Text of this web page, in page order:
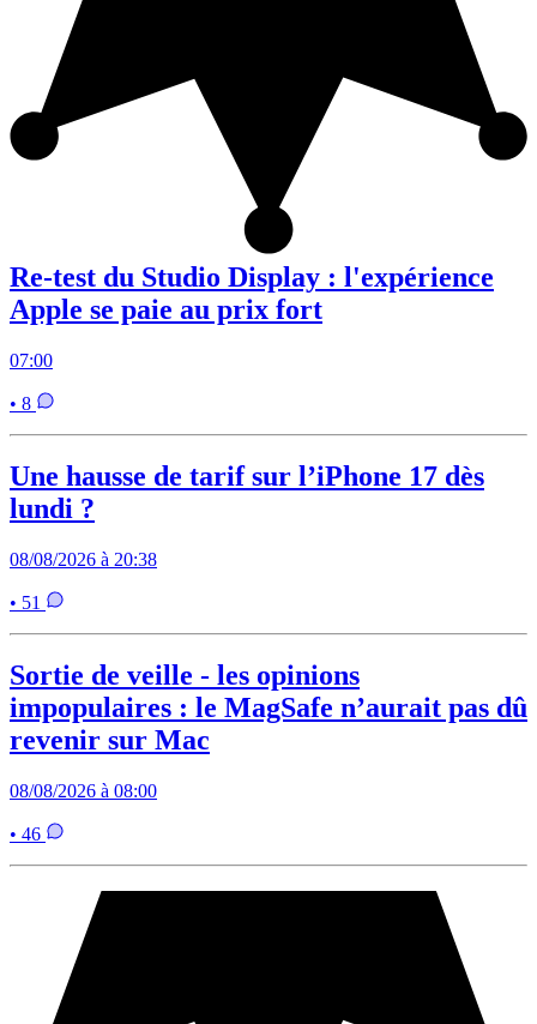
Re-test du Studio Display : l'expérience
Apple se paie au prix fort
07:00
• 8
Une hausse de tarif sur l’iPhone 17 dès
lundi ?
08/08/2026 à 20:38
• 51
Sortie de veille - les opinions
impopulaires : le MagSafe n’aurait pas dû
revenir sur Mac
08/08/2026 à 08:00
• 46